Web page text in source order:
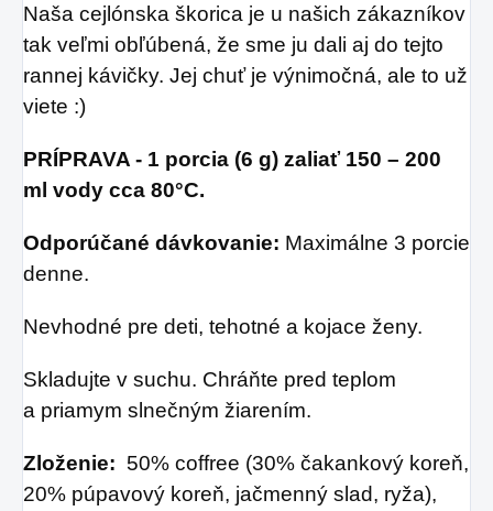
Naša cejlónska škorica je u našich zákazníkov
tak veľmi obľúbená, že sme ju dali aj do tejto
rannej kávičky. Jej chuť je výnimočná, ale to už
viete :)
PRÍPRAVA - 1 porcia (6 g) zaliať 150 – 200
ml vody cca 80°C.
Odporúčané dávkovanie: Maximálne 3 porcie
denne.
Nevhodné pre deti, tehotné a kojace ženy.
Skladujte v suchu. Chráňte pred teplom
a priamym slnečným žiarením.
Zloženie: 50% coffree (30% čakankový koreň,
20% púpavový koreň, jačmenný slad, ryža),